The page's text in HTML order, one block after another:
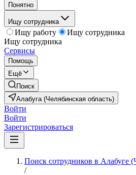
Понятно
Ищу сотрудника
Ищу работу
Ищу сотрудника
Ищу сотрудника
Сервисы
Помощь
Ещё
Поиск
Алабуга (Челябинская область)
Войти
Войти
Зарегистрироваться
Поиск сотрудников в Алабуге
/